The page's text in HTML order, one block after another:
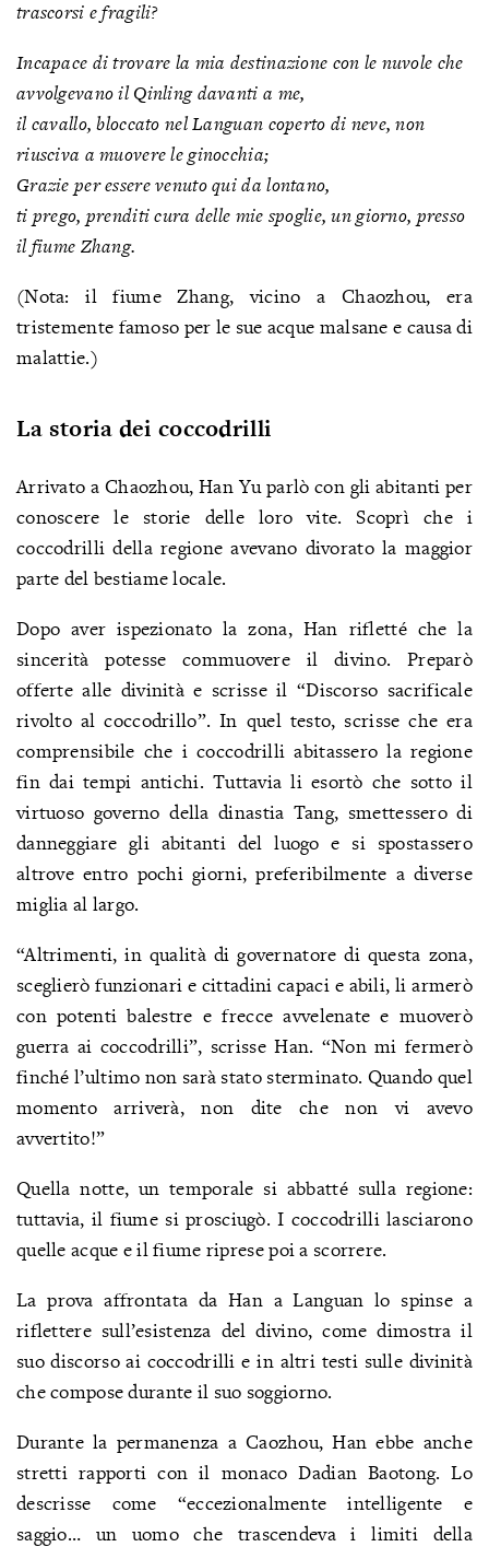
trascorsi e fragili?
Incapace di trovare la mia destinazione con le nuvole che
avvolgevano il Qinling davanti a me,
il cavallo, bloccato nel Languan coperto di neve, non
riusciva a muovere le ginocchia;
Grazie per essere venuto qui da lontano,
ti prego, prenditi cura delle mie spoglie, un giorno, presso
il fiume Zhang.
(Nota: il fiume Zhang, vicino a Chaozhou, era
tristemente famoso per le sue acque malsane e causa di
malattie.)
La storia dei coccodrilli
Arrivato a Chaozhou, Han Yu parlò con gli abitanti per
conoscere le storie delle loro vite. Scoprì che i
coccodrilli della regione avevano divorato la maggior
parte del bestiame locale.
Dopo aver ispezionato la zona, Han rifletté che la
sincerità potesse commuovere il divino. Preparò
offerte alle divinità e scrisse il “Discorso sacrificale
rivolto al coccodrillo”. In quel testo, scrisse che era
comprensibile che i coccodrilli abitassero la regione
fin dai tempi antichi. Tuttavia li esortò che sotto il
virtuoso governo della dinastia Tang, smettessero di
danneggiare gli abitanti del luogo e si spostassero
altrove entro pochi giorni, preferibilmente a diverse
miglia al largo.
“Altrimenti, in qualità di governatore di questa zona,
sceglierò funzionari e cittadini capaci e abili, li armerò
con potenti balestre e frecce avvelenate e muoverò
guerra ai coccodrilli”, scrisse Han. “Non mi fermerò
finché l’ultimo non sarà stato sterminato. Quando quel
momento arriverà, non dite che non vi avevo
avvertito!”
Quella notte, un temporale si abbatté sulla regione:
tuttavia, il fiume si prosciugò. I coccodrilli lasciarono
quelle acque e il fiume riprese poi a scorrere.
La prova affrontata da Han a Languan lo spinse a
riflettere sull’esistenza del divino, come dimostra il
suo discorso ai coccodrilli e in altri testi sulle divinità
che compose durante il suo soggiorno.
Durante la permanenza a Caozhou, Han ebbe anche
stretti rapporti con il monaco Dadian Baotong. Lo
descrisse come “eccezionalmente intelligente e
saggio… un uomo che trascendeva i limiti della